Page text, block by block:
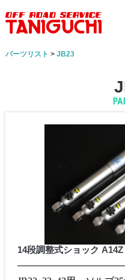
パーツリスト > JB23
14段調整式ショック A14Z